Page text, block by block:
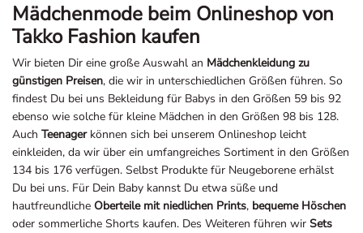
Mädchenmode beim Onlineshop von
Takko Fashion kaufen
Wir bieten Dir eine große Auswahl an Mädchenkleidung zu
günstigen Preisen, die wir in unterschiedlichen Größen führen. So
findest Du bei uns Bekleidung für Babys in den Größen 59 bis 92
ebenso wie solche für kleine Mädchen in den Größen 98 bis 128.
Auch Teenagerkönnen sich bei unserem Onlineshop leicht
einkleiden, da wir über ein umfangreiches Sortiment in den Größen
134 bis 176 verfügen. Selbst Produkte für Neugeborene erhälst
Du bei uns. Für Dein Baby kannst Du etwa süße und
hautfreundliche Oberteile mit niedlichen Prints, bequeme Höschen
oder sommerliche Shorts kaufen. Des Weiteren führen wir Sets